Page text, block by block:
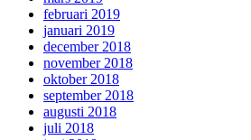
februari 2019
januari 2019
december 2018
november 2018
oktober 2018
september 2018
augusti 2018
juli 2018